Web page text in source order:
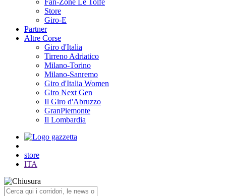
Fan-Zone Le Tolfe
Store
Giro-E
Partner
Altre Corse
Giro d'Italia
Tirreno Adriatico
Milano-Torino
Milano-Sanremo
Giro d'Italia Women
Giro Next Gen
Il Giro d'Abruzzo
GranPiemonte
Il Lombardia
store
ITA